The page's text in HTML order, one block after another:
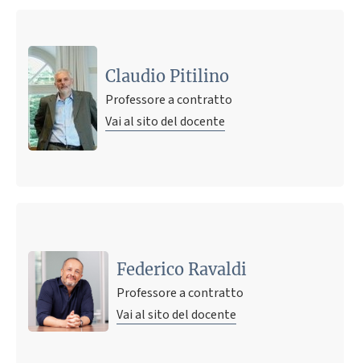
Claudio Pitilino
Professore a contratto
Vai al sito del docente
Federico Ravaldi
Professore a contratto
Vai al sito del docente